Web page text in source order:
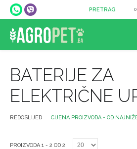
BATERIJE ZA
ELEKTRIČNE
REDOSLIJED CIJENA PROIZVODA - OD
PROIZVODA 1 - 2 OD 2